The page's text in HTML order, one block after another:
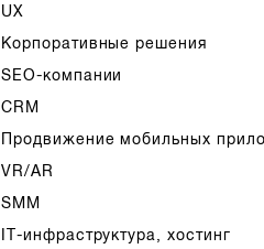
UX
Корпоративные решения
SEO-компании
CRM
Продвижение мобильных
VR/AR
SMM
IT-инфраструктура, хостинг